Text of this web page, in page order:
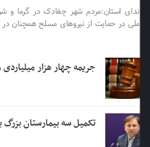
ندای استان:مردم شهر چغادک در گرما و
ملی در حمایت از نیروهای مسلح همچنان در
جریمه چهار هزار میلیاردی
تکمیل سه بیمارستان بزرگ بوشهر